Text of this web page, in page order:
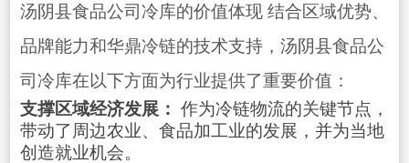
汤阴县食品公司冷库的价值体现 结合区域优势、
品牌能力和华鼎冷链的技术支持，汤阴县食品公
司冷库在以下方面为行业提供了重要价值：
支撑区域经济发展： 作为冷链物流的关键节点，
带动了周边农业、食品加工业的发展，并为当地
创造就业机会。